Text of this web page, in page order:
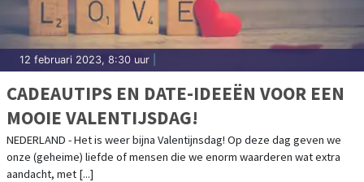
12 februari 2023, 8:30 uur
CADEAUTIPS EN DATE-IDEEËN VOOR EEN
MOOIE VALENTIJSDAG!
NEDERLAND - Het is weer bijna Valentijnsdag! Op deze dag geven we
onze (geheime) liefde of mensen die we enorm waarderen wat extra
aandacht, met [...]